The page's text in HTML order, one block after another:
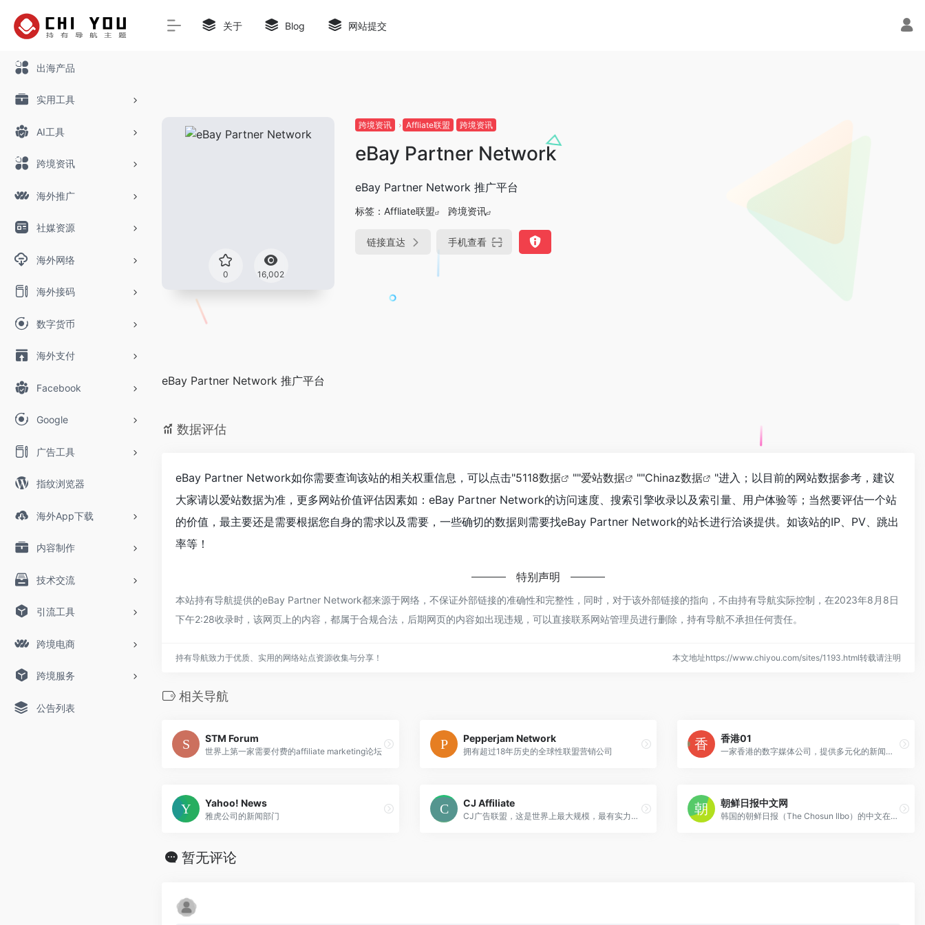
出海产品
实用工具
AI工具
跨境资讯
海外推广
社媒资源
海外网络
海外接码
数字货币
海外支付
Facebook
Google
广告工具
指纹浏览器
海外App下载
内容制作
技术交流
引流工具
跨境电商
跨境服务
公告列表
关于 Blog 网站提交
0 16,002
跨境资讯 Affliate联盟 跨境资讯
eBay Partner Network
eBay Partner Network 推广平台
标签： Affliate联盟 跨境资讯
链接直达 手机查看
eBay Partner Network 推广平台
数据评估
eBay Partner Network如你需要查询该站的相关权重信息，可以点击"5118数据 ""爱站数据 ""Chinaz数据
"进入；以目前的网站数据参考，建议
大家请以爱站数据为准，更多网站价值评估因素如：eBay Partner Network的访问速度、搜索引擎收录以及索引量、用户体验等；当然要评估一个站
的价值，最主要还是需要根据您自身的需求以及需要，一些确切的数据则需要找eBay Partner Network的站长进行洽谈提供。如该站的IP、PV、跳出
率等！
特别声明
本站持有导航提供的eBay Partner Network都来源于网络，不保证外部链接的准确性和完整性，同时，对于该外部链接的指向，不由持有导航实际控制，在2023年8月8日
下午2:28收录时，该网页上的内容，都属于合规合法，后期网页的内容如出现违规，可以直接联系网站管理员进行删除，持有导航不承担任何责任。
持有导航致力于优质、实用的网络站点资源收集与分享！ 本文地址https://www.chiyou.com/sites/1193.html转载请注明
相关导航
STM Forum
世界上第一家需要付费的affiliate marketing论坛
Pepperjam Network
拥有超过18年历史的全球性联盟营销公司
香港01
一家香港的数字媒体公司，提供多元化的新闻、社会资讯和生活相关内容
Yahoo! News
雅虎公司的新闻部门
CJ Affiliate
CJ广告联盟，这是世界上最大规模，最有实力的综合类广告联盟
朝鲜日报中文网
韩国的朝鲜日报（The Chosun Ilbo）的中文在线新闻平台
暂无评论